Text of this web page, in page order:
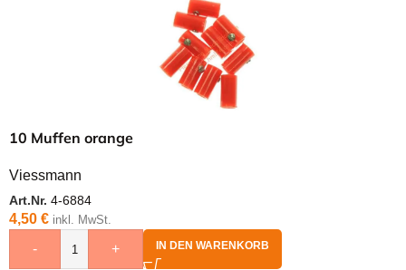
10 Muffen orange
Viessmann
Art.Nr. 4-6884
4,50 € inkl. MwSt.
- + IN DEN WARENKORB